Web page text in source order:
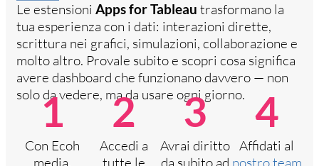
Le estensioni Apps for Tableau trasformano la
tua esperienza con i dati: interazioni dirette,
scrittura nei grafici, simulazioni, collaborazione e
molto altro. Provale subito e scopri cosa significa
avere dashboard che funzionano davvero — non
solo da vedere, ma da usare ogni giorno.
1
Con Ecoh
2
Accedi a
3
Avrai diritto
4
Affidati al